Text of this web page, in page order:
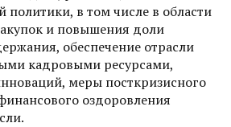
политики, в том числе в области
и повышения доли
обеспечение отрасли
кадровыми ресурсами,
меры посткризисного
оздоровления